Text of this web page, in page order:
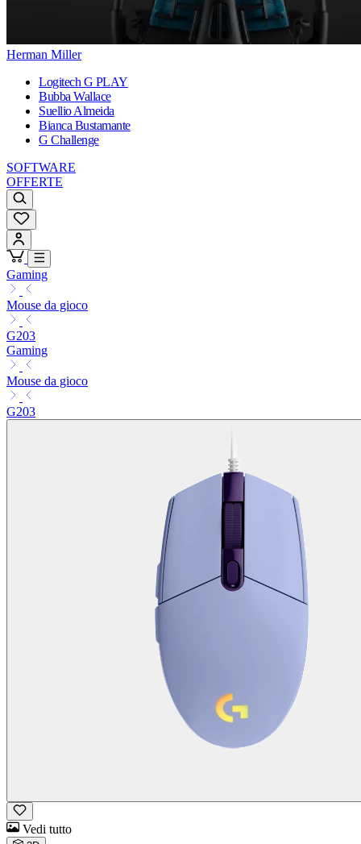
Herman Miller
Logitech G PLAY
Bubba Wallace
Suellio Almeida
Bianca Bustamante
G Challenge
SOFTWARE
OFFERTE
Gaming
Mouse da gioco
G203
Gaming
Mouse da gioco
G203
Vedi tutto